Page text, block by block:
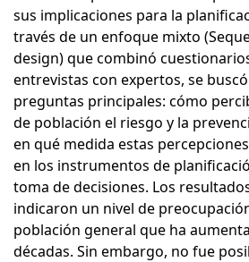
sus implicaciones para la
través de un enfoque mixto
design) que combinó
entrevistas con expertos, se
preguntas principales: cómo
de población el riesgo y la
en qué medida estas
en los instrumentos de
toma de decisiones. Los
indicaron un nivel de
población general que ha
décadas. Sin embargo, no fue